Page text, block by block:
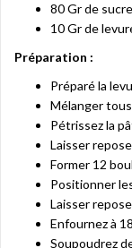
80 Gr de sucre
10 Gr de
Préparation :
Préparé la
Mélanger
Pétrissez la
Laisser
Former 12
Positionner
Laisser
Enfournez à
Soupoudrez